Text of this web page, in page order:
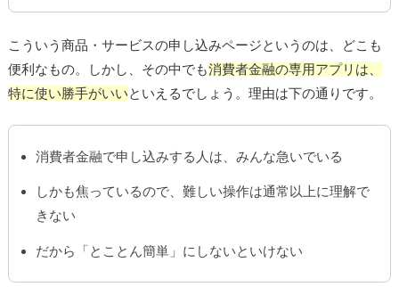
こういう商品・サービスの申し込みページというのは、どこも
便利なもの。しかし、その中でも消費者金融の専用アプリは、
特に使い勝手がいいといえるでしょう。理由は下の通りです。
消費者金融で申し込みする人は、みんな急いでいる
しかも焦っているので、難しい操作は通常以上に理解で
きない
だから「とことん簡単」にしないといけない